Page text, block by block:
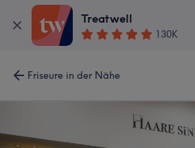
Treatwell
130K
Friseure in der Nähe